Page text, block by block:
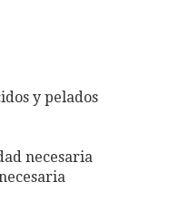
y pelados
necesaria